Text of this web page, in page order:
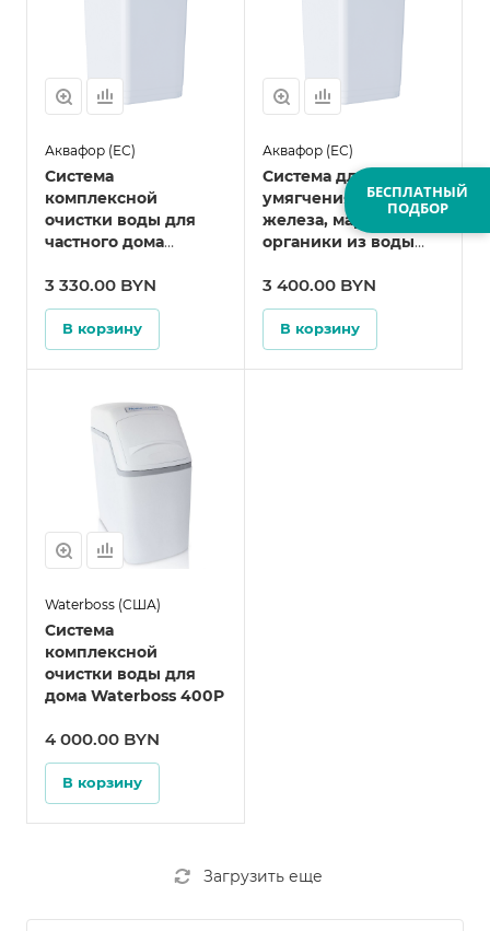
Аквафор (ЕС)
Система
комплексной
очистки воды для
частного дома
3 330.00 BYN
В корзину
Аквафор (ЕС)
Система для
умягчения, удаление
железа, марганца,
органики из воды
Аквафор WS1000 A
(А1000 A, S1000 A) Si
3 400.00 BYN
В корзину
Waterboss (США)
Система
комплексной
очистки воды для
дома Waterboss 400P
4 000.00 BYN
В корзину
Загрузить еще
БЕСПЛАТНЫЙ
ПОДБОР